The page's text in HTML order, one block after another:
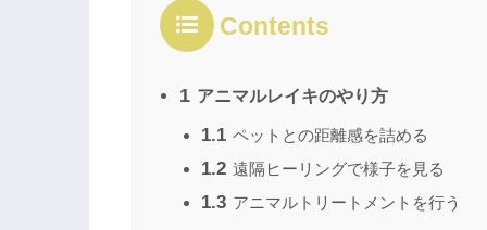
Contents
1 アニマルレイキのやり方
1.1 ペットとの距離感を詰める
1.2 遠隔ヒーリングで様子を見る
1.3 アニマルトリートメントを行う